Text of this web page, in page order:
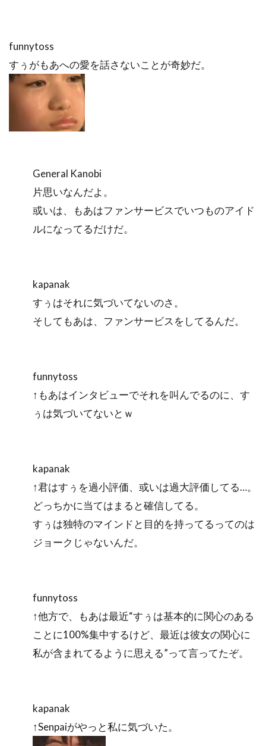
funnytoss
すぅがもあへの愛を話さないことが奇妙だ。
General Kanobi
片思いなんだよ。
或いは、もあはファンサービスでいつものアイド
ルになってるだけだ。
kapanak
すぅはそれに気づいてないのさ。
そしてもあは、ファンサービスをしてるんだ。
funnytoss
↑もあはインタビューでそれを叫んでるのに、す
ぅは気づいてないとｗ
kapanak
↑君はすぅを過小評価、或いは過大評価してる…。
どっちかに当てはまると確信してる。
すぅは独特のマインドと目的を持ってるってのは
ジョークじゃないんだ。
funnytoss
↑他方で、もあは最近“すぅは基本的に関心のある
ことに100%集中するけど、最近は彼女の関心に
私が含まれてるように思える”って言ってたぞ。
kapanak
↑Senpaiがやっと私に気づいた。